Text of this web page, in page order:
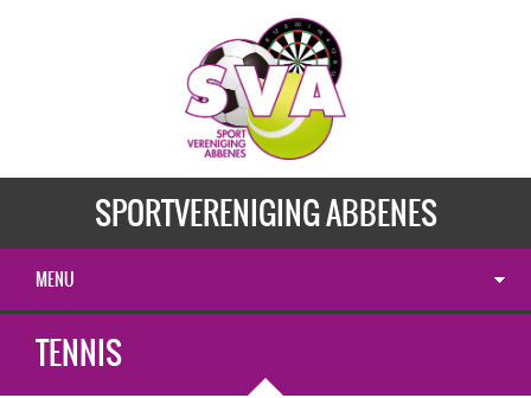
SPORTVERENIGING ABBENES
MENU
TENNIS